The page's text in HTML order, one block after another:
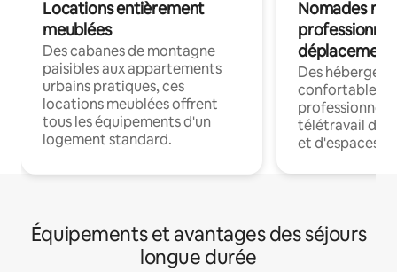
Locations entièrement
meublées
Des cabanes de montagne
paisibles aux appartements
urbains pratiques, ces
locations meublées offrent
tous les équipements d'un
logement standard.
Nomades
déplacement
Des
confortables
professionnels
télétravail
et d'espaces
Équipements et avantages des séjours
longue durée